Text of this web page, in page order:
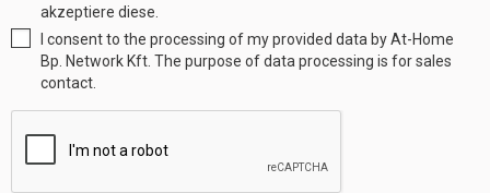
akzeptiere diese.
I consent to the processing of my provided data by At-Home
Bp. Network Kft. The purpose of data processing is for sales
contact.